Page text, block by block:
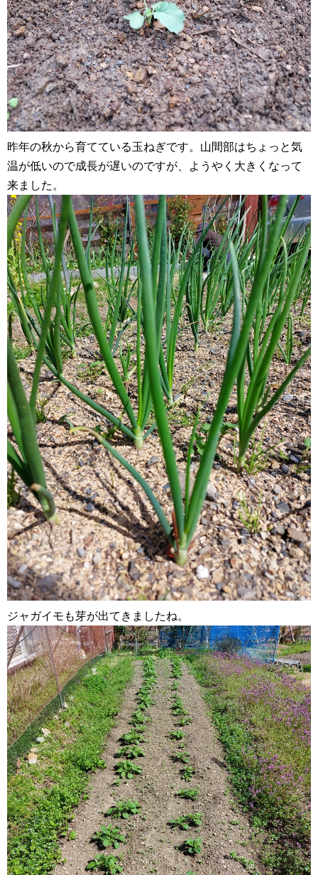
昨年の秋から育てている玉ねぎです。山間部はちょっと気
温が低いので成長が遅いのですが、ようやく大きくなって
来ました。
ジャガイモも芽が出てきましたね。